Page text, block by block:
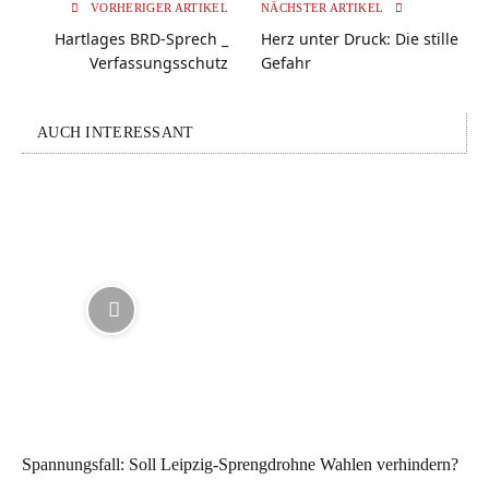
VORHERIGER ARTIKEL
Hartlages BRD-Sprech _
Verfassungsschutz
NÄCHSTER ARTIKEL
Herz unter Druck: Die stille
Gefahr
AUCH INTERESSANT
Spannungsfall: Soll Leipzig-Sprengdrohne Wahlen verhindern?